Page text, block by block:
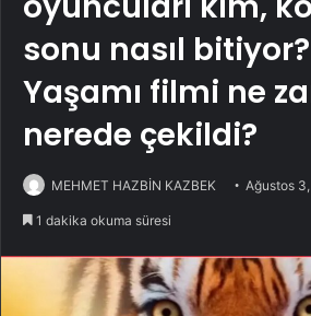
sonu nasıl bitiyor?
Yaşamı filmi ne
nerede çekildi?
MEHMET HAZBİN KAZBEK Ağustos
1 dakika okuma süresi